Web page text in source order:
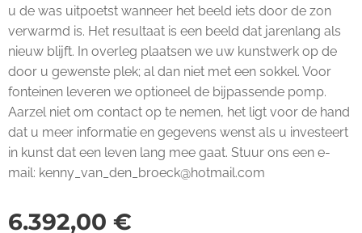
u de was uitpoetst wanneer het beeld iets door de zon
verwarmd is. Het resultaat is een beeld dat jarenlang als
nieuw blijft. In overleg plaatsen we uw kunstwerk op de
door u gewenste plek; al dan niet met een sokkel. Voor
fonteinen leveren we optioneel de bijpassende pomp.
Aarzel niet om contact op te nemen, het ligt voor de hand
dat u meer informatie en gegevens wenst als u investeert
in kunst dat een leven lang mee gaat. Stuur ons een e-
mail: kenny_van_den_broeck@hotmail.com
6.392,00 €